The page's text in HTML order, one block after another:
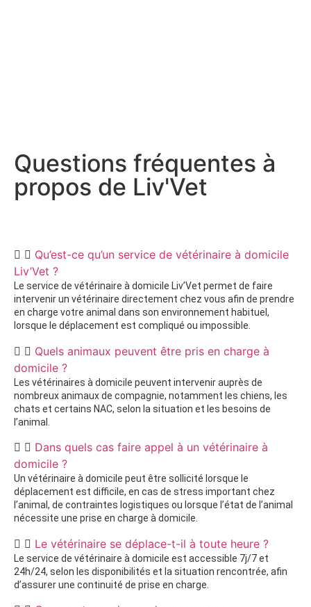
Questions fréquentes à
propos de Liv'Vet
Qu’est-ce qu’un service de vétérinaire à domicile
Liv’Vet ?
Le service de vétérinaire à domicile Liv’Vet permet de faire
intervenir un vétérinaire directement chez vous afin de prendre
en charge votre animal dans son environnement habituel,
lorsque le déplacement est compliqué ou impossible.
Quels animaux peuvent être pris en charge à
domicile ?
Les vétérinaires à domicile peuvent intervenir auprès de
nombreux animaux de compagnie, notamment les chiens, les
chats et certains NAC, selon la situation et les besoins de
l’animal.
Dans quels cas faire appel à un vétérinaire à
domicile ?
Un vétérinaire à domicile peut être sollicité lorsque le
déplacement est difficile, en cas de stress important chez
l’animal, de contraintes logistiques ou lorsque l’état de l’animal
nécessite une prise en charge à domicile.
Le vétérinaire se déplace-t-il à toute heure ?
Le service de vétérinaire à domicile est accessible 7j/7 et
24h/24, selon les disponibilités et la situation rencontrée, afin
d’assurer une continuité de prise en charge.